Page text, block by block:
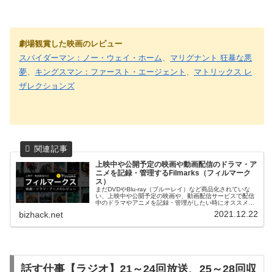
劇場観賞した映画のレビュー
スパイダーマン：ノー・ウェイ・ホーム、 マリグナント 狂暴な悪
夢、 キングスマン：ファースト・エージェント 、 マトリックス レ
ザレクションズ
上映中や公開予定の映画や動画配信のドラマ・ア
ニメを記録・管理するFilmarks（フィルマーク
ス）
まだDVDやBlu-ray（ブルーレイ）など商品化されていな
い、上映中や公開予定の映画や、動画配信サービスで配信
中のドラマやアニメを記録・管理がしたい時にオススメな
マイページも公開しているので、使い方の参考にして下さ
bizhack.net 2021.12.22
話す仕事【ラジオ】21～24回放送、25～28回収